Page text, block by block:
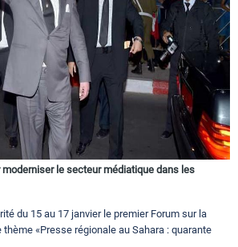
moderniser le secteur médiatique dans les
du 15 au 17 janvier le premier Forum sur la
«Presse régionale au Sahara : quarante